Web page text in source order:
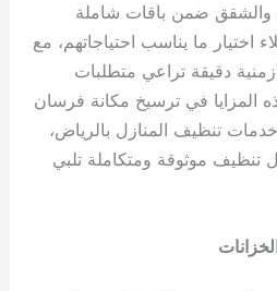
والشقق ضمن باقات شاملة
اختيار ما يناسب احتياجاتهم، مع
دقيقة تراعي متطلبات
المزايا في ترسيخ مكانة فرسان
تنظيف المنازل بالرياض،
موثوقة ومتكاملة تلبي